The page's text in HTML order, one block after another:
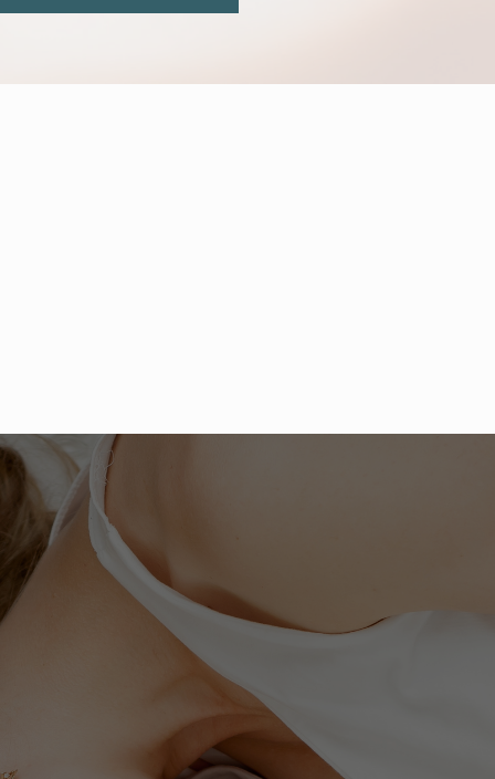
Werdende Mütter sollen
während ihrer
Schwangerschaft
komplett auf Alkohol
verzichten. Für viele